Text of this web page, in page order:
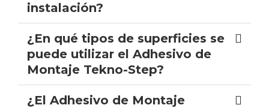
instalación?
¿En qué tipos de superficies se
puede utilizar el Adhesivo de
Montaje Tekno-Step?
¿El Adhesivo de Montaje